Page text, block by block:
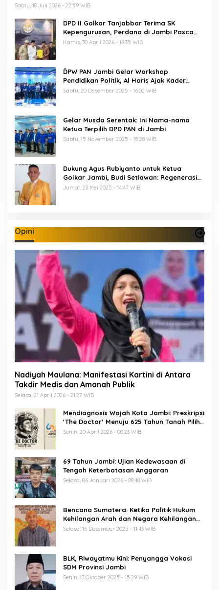
Sabtu, 18 Juli 2026 - 22:59 WIB
DPD II Golkar Tanjabbar Terima SK
Kepengurusan, Perdana di Jambi Pasca
Musda
Kamis, 30 April 2026 - 19:35 WIB
ĎPW PAN Jambi Gelar Workshop
Pendidikan Politik, Al Haris Ajak Kader
Perkuat Soliditas Jelang Pemilu 2029
Sabtu, 20 Desember 2025 - 16:02 WIB
Gelar Musda Serentak: Ini Nama-nama
Ketua Terpilih DPD PAN di Jambi
Sabtu, 15 November 2025 - 15:28 WIB
Dukung Agus Rubiyanto untuk Ketua
Golkar Jambi, Budi Setiawan: Regenerasi
Kepemimpinan Wajib Berjalan
Jumat, 23 Mei 2025 - 14:47 WIB
Opini
Nadiyah Maulana: Manifestasi Kartini di Antara
Takdir Medis dan Amanah Publik
Selasa, 21 April 2026 - 21:27 WIB
Mendiagnosis Wajah Kota Jambi: Preskripsi
‘The Doctor’ Menuju 625 Tahun Tanah Pilih
Pusako Batuah
Senin, 20 April 2026 - 00:23 WIB
69 Tahun Jambi: Ujian Kedewasaan di
Tengah Keterbatasan Anggaran
Selasa, 06 Januari 2026 - 08:48 WIB
Bencana Sumatera: Ketika Politik Hukum
Kehilangan Arah dan Negara Kehilangan
Keberanian
Selasa, 16 Desember 2025 - 11:43 WIB
BLK, Riwayatmu Kini: Penyangga Vokasi
SDM Provinsi Jambi
Senin, 13 Oktober 2025 - 15:29 WIB